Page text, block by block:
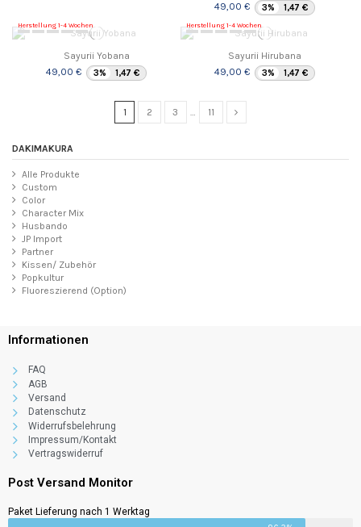
49,00 €
3% 1,47 €
Herstellung 1-4 Wochen
Sayurii Yobana
49,00 €
3% 1,47 €
Herstellung 1-4 Wochen
Sayurii Hirubana
49,00 €
3% 1,47 €
1 2 3 … 11
DAKIMAKURA
Alle Produkte
Custom
Color
Character Mix
Husbando
JP Import
Partner
Kissen/ Zubehör
Popkultur
Fluoreszierend (Option)
Informationen
FAQ
AGB
Versand
Datenschutz
Widerrufsbelehrung
Impressum/Kontakt
Vertragswiderruf
Post Versand Monitor
Paket Lieferung nach 1 Werktag